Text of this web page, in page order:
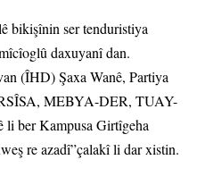
bikişînin ser tenduristiya
daxuyanî dan.
(ÎHD) Şaxa Wanê, Partiya
MEBYA-DER, TUAY-
ber Kampusa Girtîgeha
re azadî”çalakî li dar xistin.